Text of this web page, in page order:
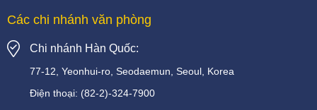
Các chi nhánh văn phòng
Chi nhánh Hàn Quốc:
77-12, Yeonhui-ro, Seodaemun, Seoul, Korea
Điện thoại: (82-2)-324-7900